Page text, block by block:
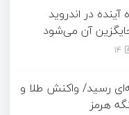
در اندروید
آن می‌شود
14
رسید/ واکنش طلا و
هرمز